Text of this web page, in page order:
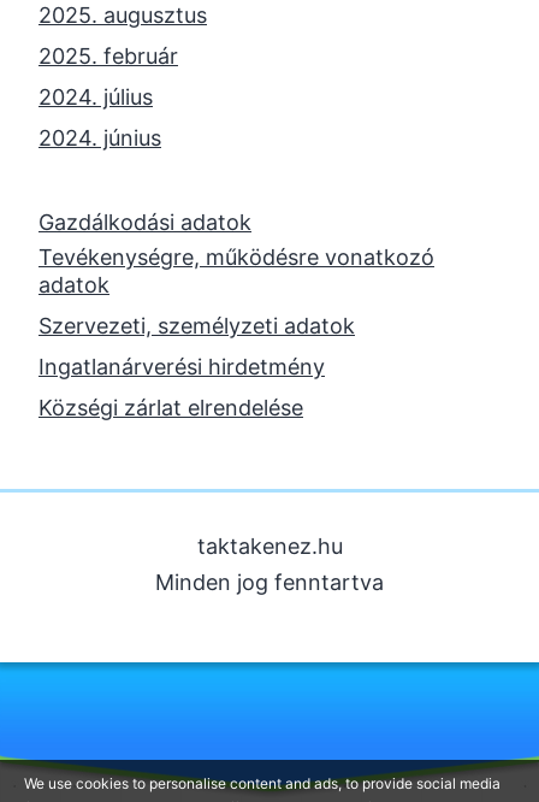
2025. augusztus
2025. február
2024. július
2024. június
2024. április
2023. november
2023. október
2023. szeptember
2023. június
2023. február
2022. augusztus
2022. május
2022. február
2021. szeptember
Gazdálkodási adatok
Tevékenységre, működésre vonatkozó
adatok
Szervezeti, személyzeti adatok
Ingatlanárverési hirdetmény
Községi zárlat elrendelése
taktakenez.hu
Minden jog fenntartva
We use cookies to personalise content and ads, to provide social media